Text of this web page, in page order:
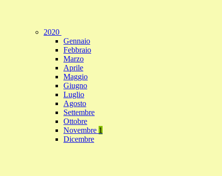
2020
Gennaio
Febbraio
Marzo
Aprile
Maggio
Giugno
Luglio
Agosto
Settembre
Ottobre
Novembre 1
Dicembre